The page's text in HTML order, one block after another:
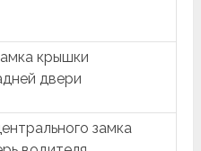
крышки
двери
замка